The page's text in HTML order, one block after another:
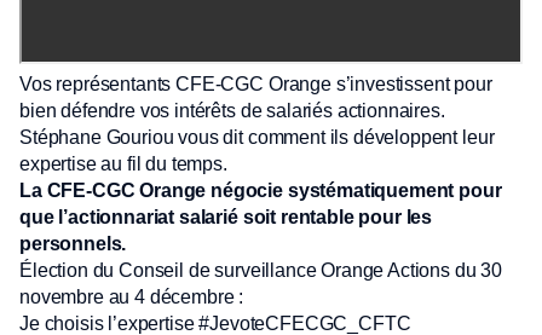
Vos représentants CFE-CGC Orange s’investissent pour
bien défendre vos intérêts de salariés actionnaires.
Stéphane Gouriou vous dit comment ils développent leur
expertise au fil du temps.
La CFE-CGC Orange négocie systématiquement pour
que l’actionnariat salarié soit rentable pour les
personnels.
Élection du Conseil de surveillance Orange Actions du 30
novembre au 4 décembre :
Je choisis l’expertise #JevoteCFECGC_CFTC